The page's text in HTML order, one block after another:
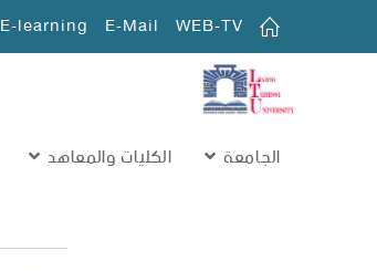
WEB-TV
E-Mail
E-learning
الجامعة الكليات والمعاهد